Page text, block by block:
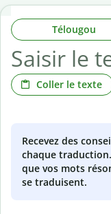
Télougou
Coller le texte
Recevez des
chaque
que vos mots
se traduisent.